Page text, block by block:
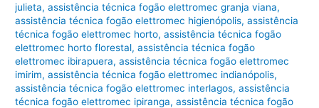
julieta,assistência técnica fogão elettromec granja viana,
assistência técnica fogão elettromec higienópolis,assistência
técnica fogão elettromec horto,assistência técnica fogão
elettromec horto florestal,assistência técnica fogão
elettromec ibirapuera,assistência técnica fogão elettromec
imirim,assistência técnica fogão elettromec indianópolis,
assistência técnica fogão elettromec interlagos,assistência
técnica fogão elettromec ipiranga,assistência técnica fogão